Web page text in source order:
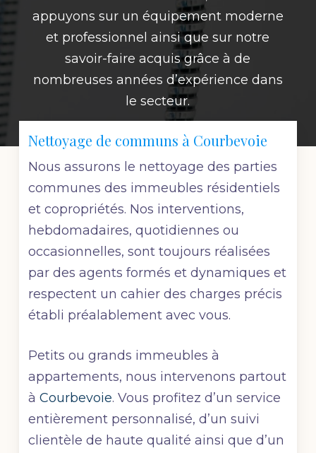
appuyons sur un équipement moderne
et professionnel ainsi que sur notre
savoir-faire acquis grâce à de
nombreuses années d’expérience dans
le secteur.
Nettoyage de communs à Courbevoie
Nous assurons le nettoyage des parties
communes des immeubles résidentiels
et copropriétés. Nos interventions,
hebdomadaires, quotidiennes ou
occasionnelles, sont toujours réalisées
par des agents formés et dynamiques et
respectent un cahier des charges précis
établi préalablement avec vous.
Petits ou grands immeubles à
appartements, nous intervenons partout
àCourbevoie. Vous profitez d’un service
entièrement personnalisé, d’un suivi
clientèle de haute qualité ainsi que d’un